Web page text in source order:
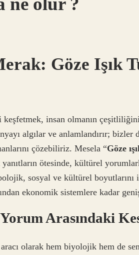
Göze Işık
insan olmanın
algılar ve anlamlandırır; bizler
çözebiliriz. Mesela “Göze
ötesinde, kültürel
sosyal ve kültürel
ekonomik sistemlere kadar
Arasındaki
olarak hem biyolojik hem de